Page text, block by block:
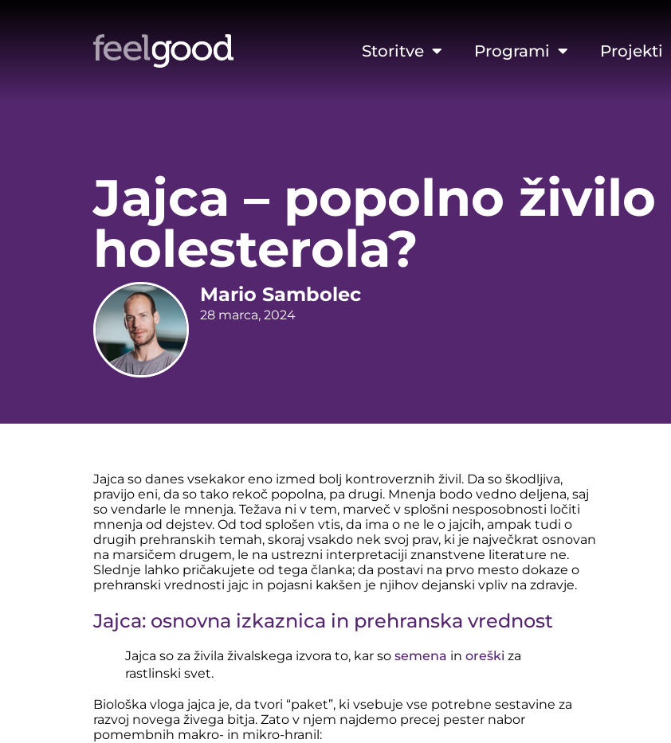
Storitve Programi Projekti
Jajca – popolno
holesterola?
Mario Sambolec
28 marca, 2024
Jajca so danes vsekakor eno izmed bolj kontroverznih živil. Da so škodljiva,
pravijo eni, da so tako rekoč popolna, pa drugi. Mnenja bodo vedno deljena, saj
so vendarle le mnenja. Težava ni v tem, marveč v splošni nesposobnosti ločiti
mnenja od dejstev. Od tod splošen vtis, da ima o ne le o jajcih, ampak tudi o
drugih prehranskih temah, skoraj vsakdo nek svoj prav, ki je največkrat osnovan
na marsičem drugem, le na ustrezni interpretaciji znanstvene literature ne.
Slednje lahko pričakujete od tega članka; da postavi na prvo mesto dokaze o
prehranski vrednosti jajc in pojasni kakšen je njihov dejanski vpliv na zdravje.
Jajca: osnovna izkaznica in prehranska vrednost
Jajca so za živila živalskega izvora to, kar so semena in oreški za
rastlinski svet.
Biološka vloga jajca je, da tvori “paket”, ki vsebuje vse potrebne sestavine za
razvoj novega živega bitja. Zato v njem najdemo precej pester nabor
pomembnih makro- in mikro-hranil: